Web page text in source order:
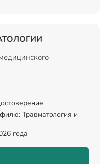
Травматология и
года